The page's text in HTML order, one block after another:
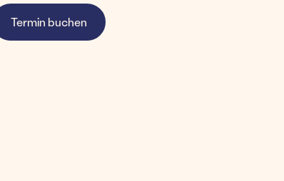
Termin buchen